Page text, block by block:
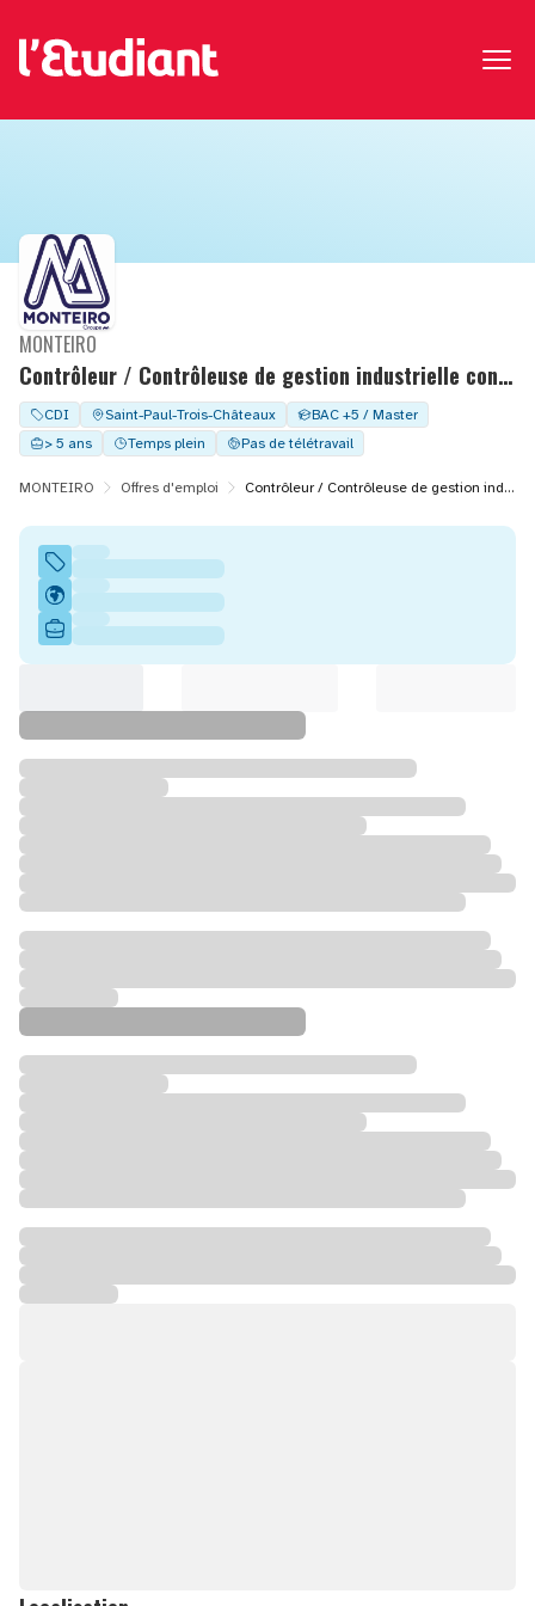
Contrôleur / Contrôleuse de gestion industrielle confirmé(e) – CDI – Saint‑Paul‑Trois‑Châteaux (26) – Sur site
MONTEIRO
CDI Saint-Paul-Trois-Châteaux
BAC +5 / Master
> 5 ans
Temps plein Pas de télétravail
MONTEIRO Offres d'emploi Contrôleur / Contrôleuse de gestion industrielle confirmé(e) – CDI – Saint‑Paul‑Trois‑Châteaux (26) – Sur site